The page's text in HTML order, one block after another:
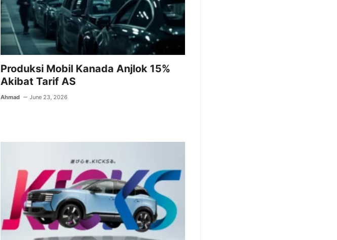
Produksi Mobil Kanada Anjlok 15%
Akibat Tarif AS
Ahmad June 23, 2026